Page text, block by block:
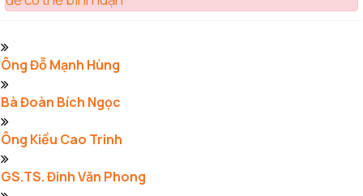
Ông Đỗ Mạnh Hùng
Bà Đoàn Bích Ngọc
Ông Kiều Cao Trinh
GS.TS. Đinh Văn Phong